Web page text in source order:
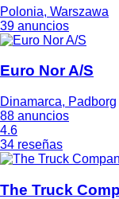
Polonia, Warszawa
39 anuncios
Euro Nor A/S
Dinamarca, Padborg
88 anuncios
4.6
34 reseñas
The Truck